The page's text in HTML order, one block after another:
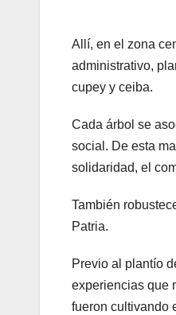
Allí, en el zona
administrativo,
cupey y ceiba.
Cada árbol se
social. De esta
solidaridad, el
También
Patria.
Previo al plantío
experiencias que
fueron cultivando